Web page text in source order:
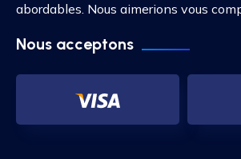
abordables. Nous aimerions vous
Nous acceptons